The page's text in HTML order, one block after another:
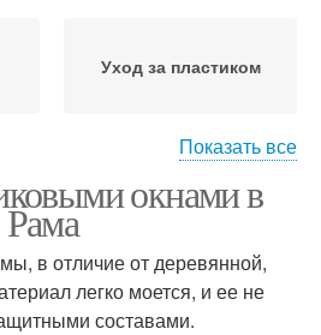
Уход за пластиком
Уход за уплотнителем
Показать все
окнами в
в отличие от деревянной,
легко моется, и ее не
составами.